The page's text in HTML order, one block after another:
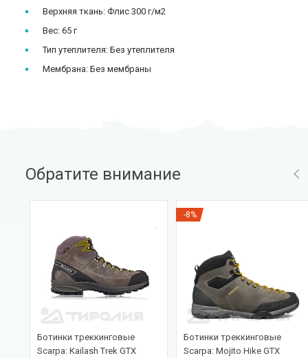
Верхняя ткань: Флис 300 г/м2
Вес: 65 г
Тип утеплителя: Без утеплителя
Мембрана: Без мембраны
Обратите внимание
Ботинки треккинговые
Scarpa: Kailash Trek GTX
-8%
Ботинки треккинговые
Scarpa: Mojito Hike GTX